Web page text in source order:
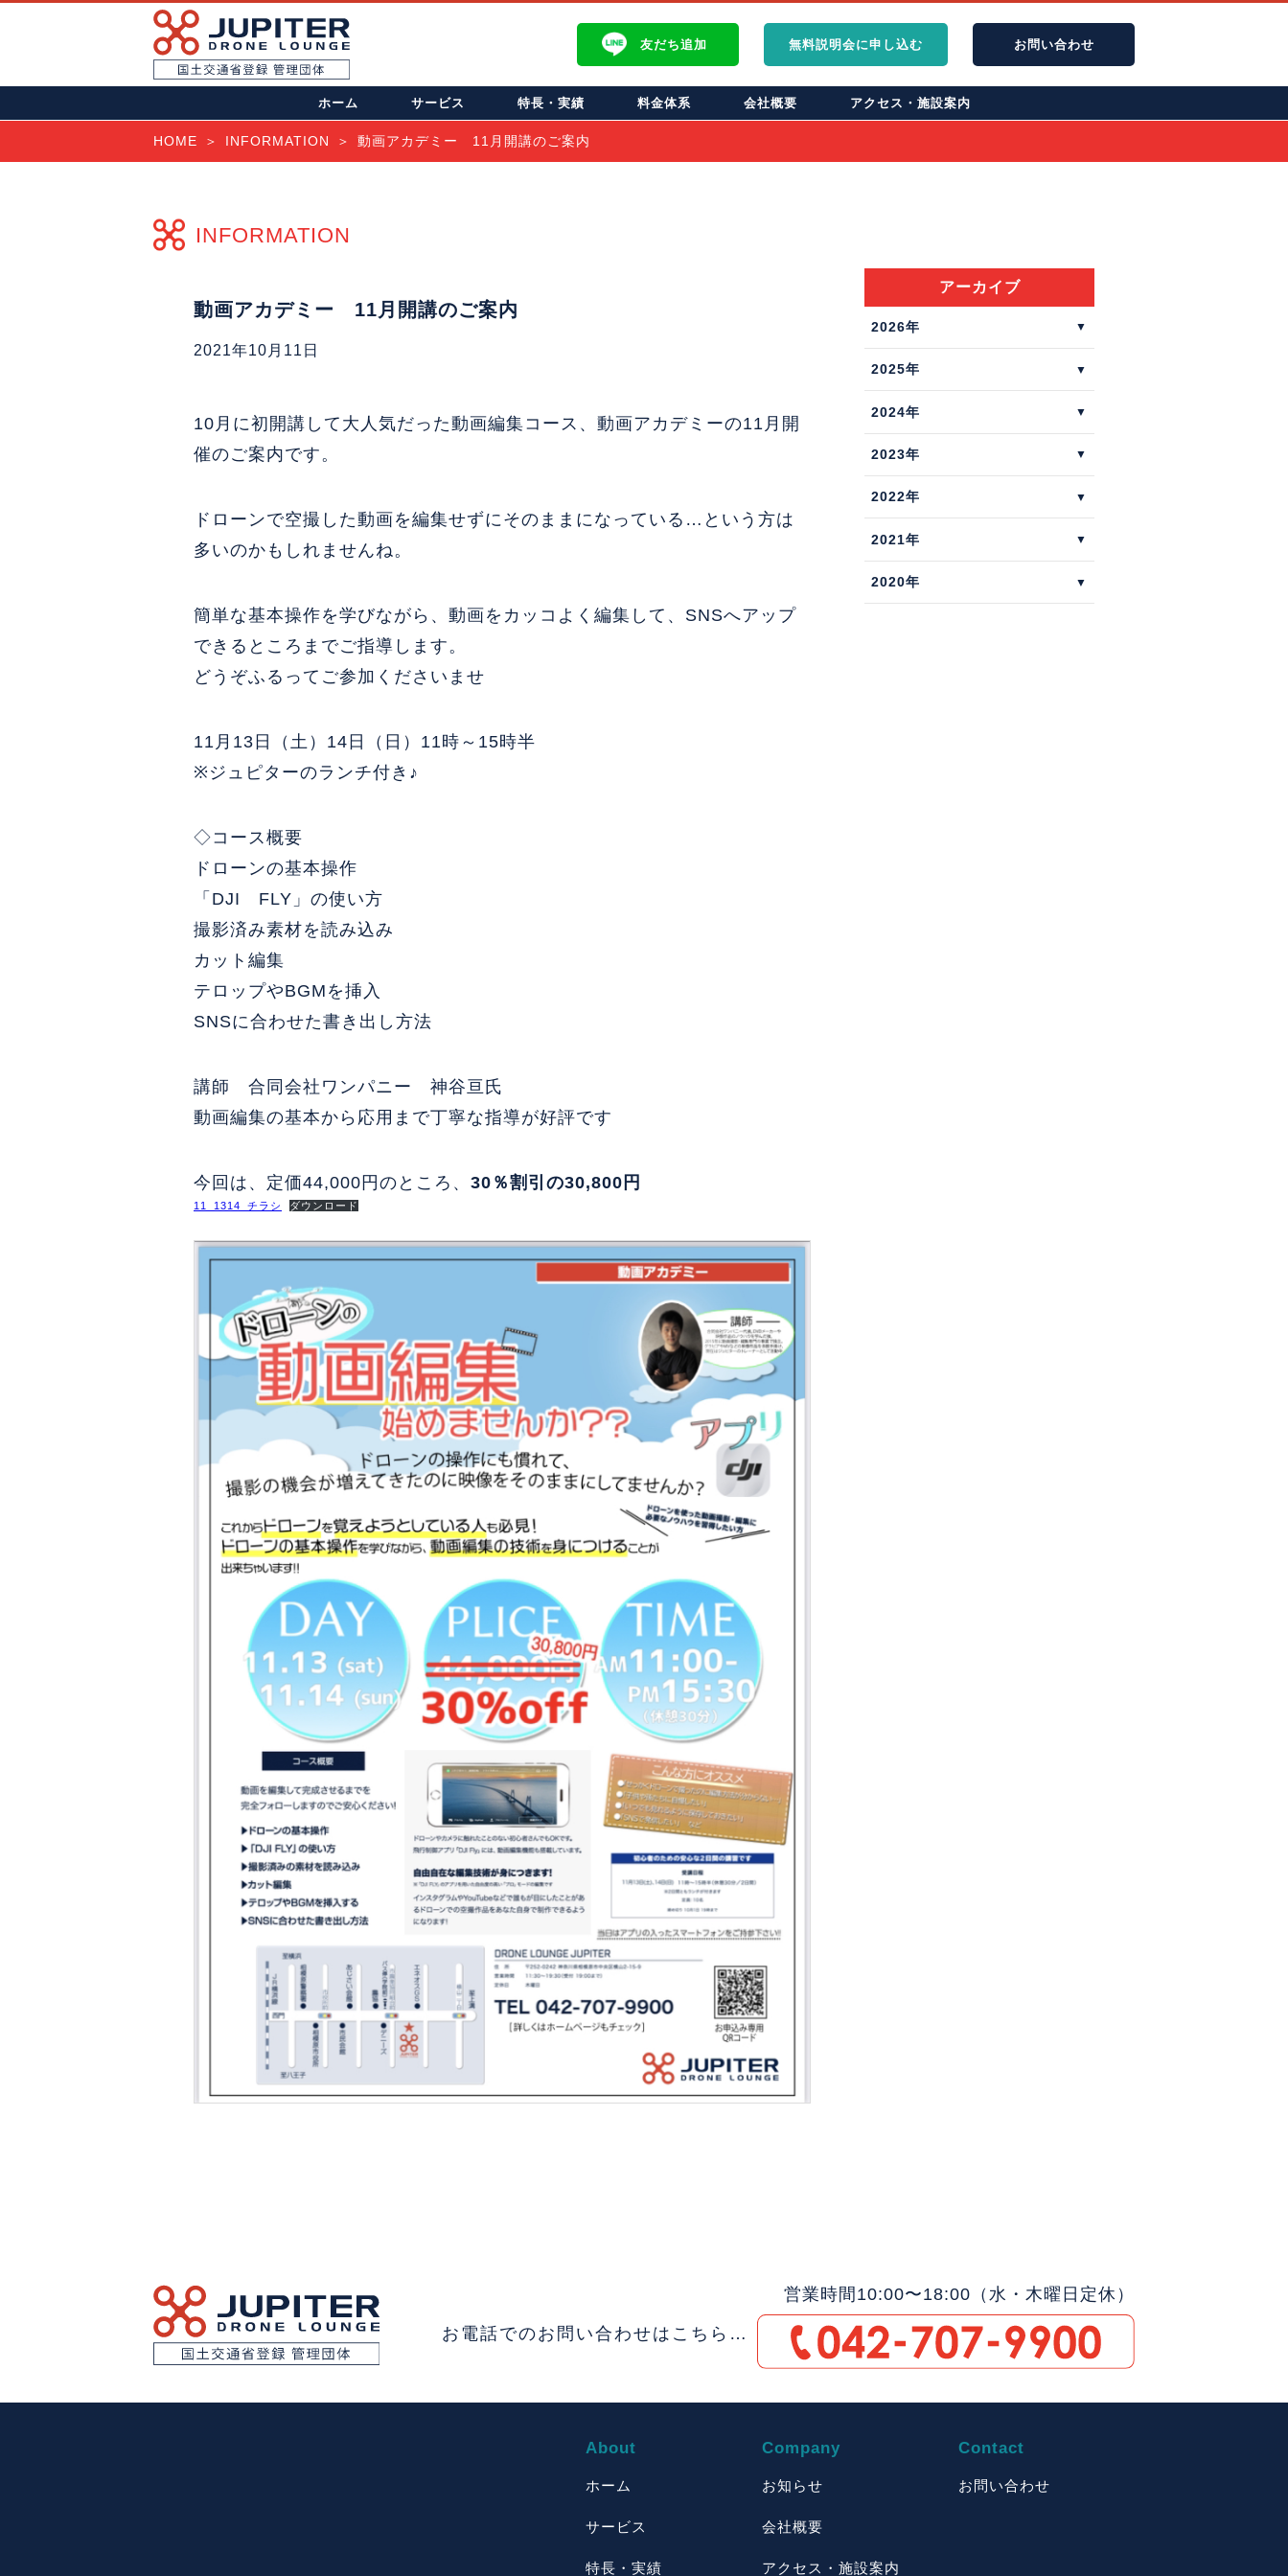
友だち追加 無料説明会に申し込む お問 い合わせ
ホーム サービス 特長・実績 料金体系 会社概要 アクセス・施設案内
HOME INFORMATION 動画アカデミー 11月開講のご案内
INFORMATION
動画アカデミー 11月開講のご案内
2021年10月11日
10月に初開講して大人気だった動画編集コース、動画アカデミーの11月開
催のご案内です。
ドローンで空撮した動画を編集せずにそのままになっている…という方は
多いのかもしれませんね。
簡単な基本操作を学びながら、動画をカッコよく編集して、SNSへアップ
できるところまでご指導します。
どうぞふるってご参加くださいませ
11月13日（土）14日（日）11時～15時半
※ジュピターのランチ付き♪
◇コース概要
ドローンの基本操作
「DJI FLY」の使い方
撮影済み素材を読み込み
カット編集
テロップやBGMを挿入
SNSに合わせた書き出し方法
講師 合同会社ワンパニー 神谷亘氏
動画編集の基本から応用まで丁寧な指導が好評です
今回は、定価44,000円のところ、 30％割引の30,800円
11_1314_チラシ ダウンロード
アーカイブ
2026年
2025年
2024年
2023年
2022年
2021年
2020年
お電話でのお問い合わせはこちら…
営業時間10:00〜18:00（水・木曜日定休）
About
ホーム
サービス
特長・実績
Company
お知らせ
会社概要
アクセス・施設案内
Contact
お問い合わせ